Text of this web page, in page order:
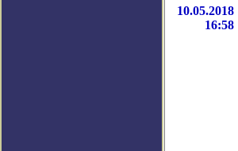
10.05.2018
16:58